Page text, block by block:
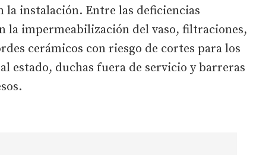
la instalación. Entre las deficiencias
la impermeabilización del vaso, filtraciones,
cerámicos con riesgo de cortes para los
estado, duchas fuera de servicio y barreras